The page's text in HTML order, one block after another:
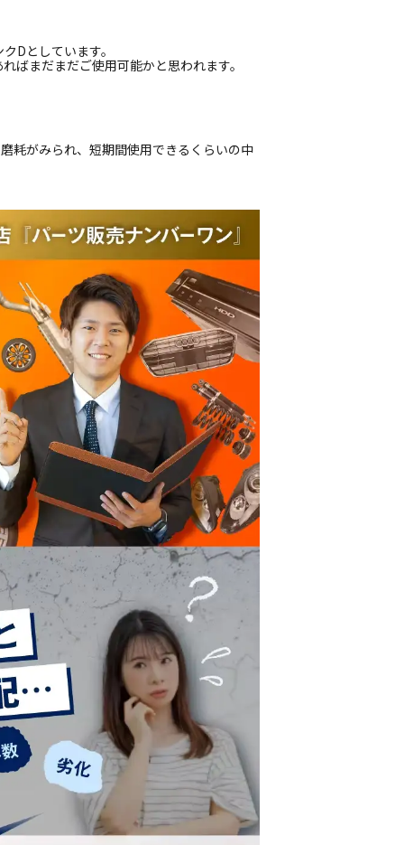
Dとしています。
ばまだまだご使用可能かと思われます。
耗がみられ、短期間使用できるくらいの中